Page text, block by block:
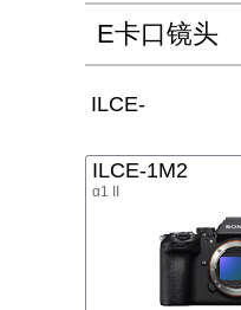
E卡口镜头
ILCE-
ILCE-1M2
α1 II